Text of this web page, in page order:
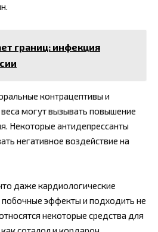
границ: инфекция
контрацептивы и
могут вызывать повышение
Некоторые антидепрессанты
негативное воздействие на
даже кардиологические
эффекты и подходить не
некоторые средства для